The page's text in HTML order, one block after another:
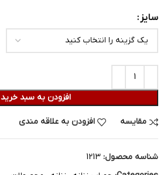
سایز
افزودن به سبد خرید
مقایسه افزودن به علاقه مندی
شناسه محصول: 1213